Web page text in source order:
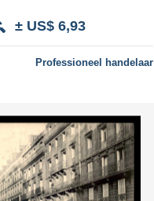
± US$ 6,93
Professioneel handelaar